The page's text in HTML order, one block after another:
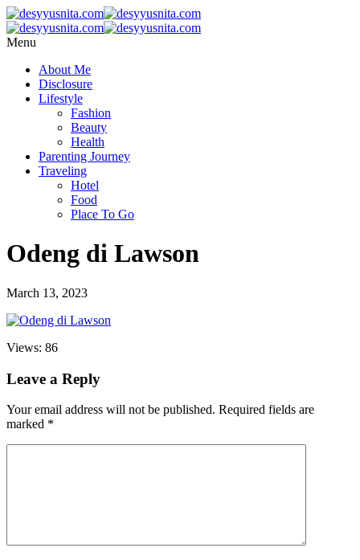
Menu
About Me
Disclosure
Lifestyle
Fashion
Beauty
Health
Parenting Journey
Traveling
Hotel
Food
Place To Go
Odeng di Lawson
March 13, 2023
Views: 86
Leave a Reply
Your email address will not be published. Required fields are
marked *